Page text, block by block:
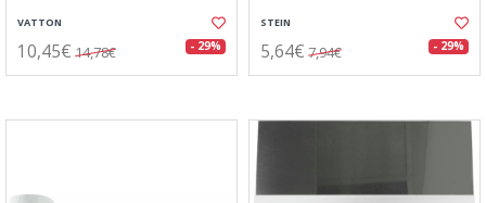
VATTON
10,45€ 14,78€ - 29%
STEIN
5,64€ 7,94€ - 29%